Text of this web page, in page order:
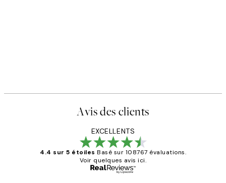
Avis des clients
EXCELLENTS
4.4 sur 5 étoiles Basé sur 108767 évaluations.
Voir quelques avis ici.